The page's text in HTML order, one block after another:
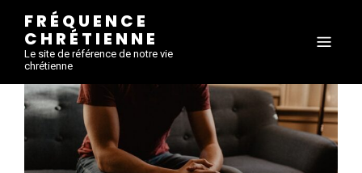
FRÉQUENCE
CHRÉTIENNE
Le site de référence de notre vie
chrétienne